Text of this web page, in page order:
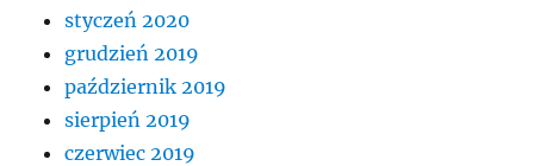
styczeń 2020
grudzień 2019
październik 2019
sierpień 2019
czerwiec 2019